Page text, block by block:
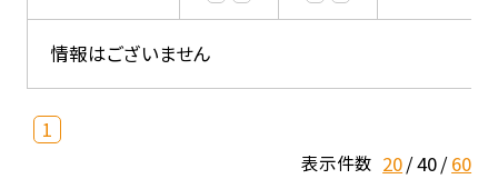
情報はございません
1
表示件数 20 40 60